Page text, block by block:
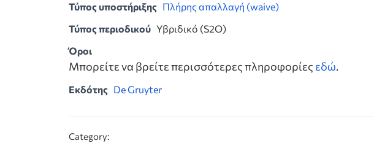
Τύπος υποστήριξης Πλήρης απαλλαγή (waive)
Τύπος περιοδικού Υβριδικό (S2O)
Όροι
Μπορείτε να βρείτε περισσότερες πληροφορίες εδώ.
Εκδότης De Gruyter
Category: